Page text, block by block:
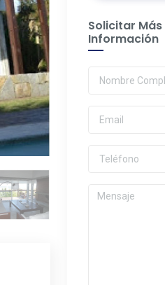
Solicitar Más
Información